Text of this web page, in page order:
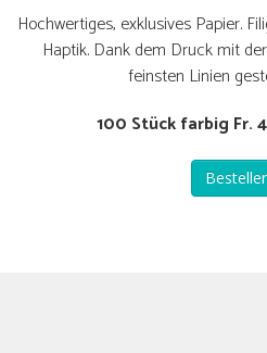
Hochwertiges, exklusives Papier.
Haptik. Dank dem Druck mit
feinsten Linien
100 Stück farbig Fr.